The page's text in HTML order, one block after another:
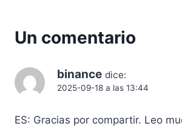
Un comentario
binance dice:
2025-09-18 a las 13:44
ES: Gracias por compartir. Leo